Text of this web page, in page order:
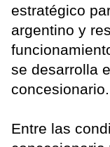
estratégico
argentino y
se desarrolla
concesionario.
Entre las